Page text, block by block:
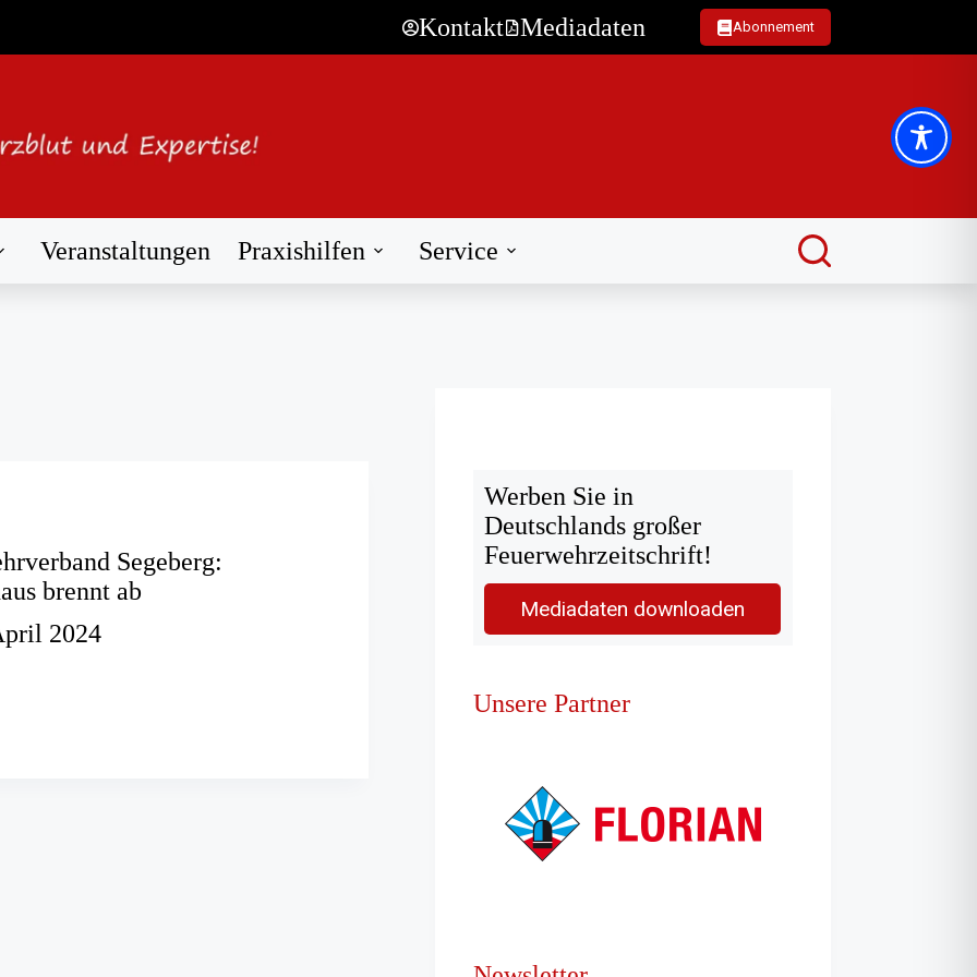
Kontakt Mediadaten Abonnement
Veranstaltungen Praxishilfen Service
Segeberg:
brennt ab
2024
Werben Sie in
Deutschlands großer
Feuerwehrzeitschrift!
Mediadaten downloaden
Unsere Partner